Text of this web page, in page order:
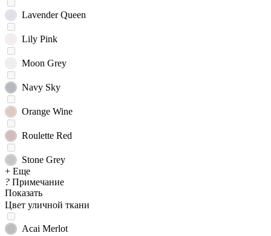
Lavender Queen
Lily Pink
Moon Grey
Navy Sky
Orange Wine
Roulette Red
Stone Grey
+ Еще
? Примечание
Показать
Цвет уличной ткани
Acai Merlot